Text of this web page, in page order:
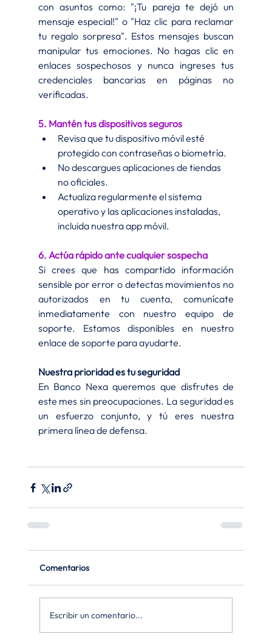
con asuntos como: "¡Tu pareja te dejó un
mensaje especial!" o "Haz clic para reclamar
tu regalo sorpresa". Estos mensajes buscan
manipular tus emociones. No hagas clic en
enlaces sospechosos y nunca ingreses tus
credenciales bancarias en páginas no
verificadas.
5. Mantén tus dispositivos seguros
Revisa que tu dispositivo móvil esté
protegido con contraseñas o biometría.
No descargues aplicaciones de tiendas
no oficiales.
Actualiza regularmente el sistema
operativo y las aplicaciones instaladas,
incluida nuestra app móvil.
6. Actúa rápido ante cualquier sospecha
Si crees que has compartido información
sensible por error o detectas movimientos no
autorizados en tu cuenta, comunícate
inmediatamente con nuestro equipo de
soporte. Estamos disponibles en nuestro
enlace de soporte para ayudarte.
Nuestra prioridad es tu seguridad
En Banco Nexa queremos que disfrutes de
este mes sin preocupaciones. La seguridad es
un esfuerzo conjunto, y tú eres nuestra
primera línea de defensa.
Comentarios
Escribir un comentario...